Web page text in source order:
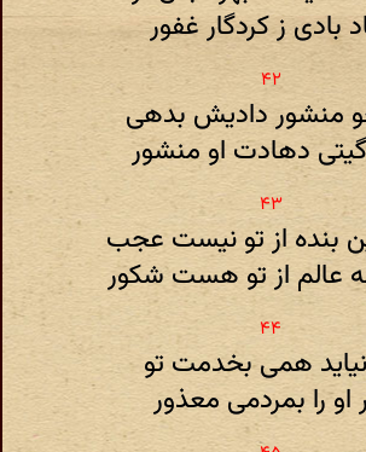
بادی ز کردگار غفور
منشور دادیش بدهی
دهادت او منشور
بنده از تو نیست عجب
عالم از تو هست شکور
همی بخدمت تو
او را بمردمی معذور